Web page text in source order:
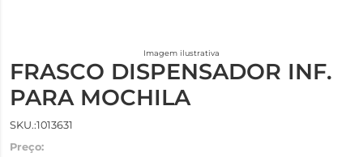
Imagem ilustrativa
FRASCO DISPENSADOR INF.
PARA MOCHILA
SKU.:1013631
Preço: